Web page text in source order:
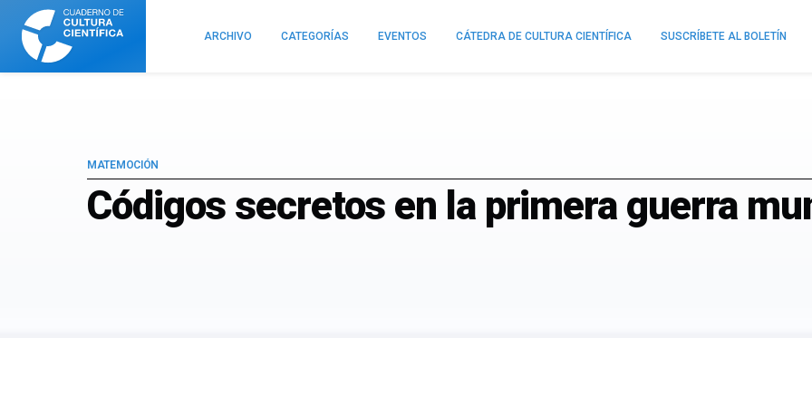
Cuaderno
Cultura
Científica
ARCHIVO CATEGORÍAS EVENTOS CÁTEDRA DE CULTURA CIENTÍFICA SUSCRÍBETE AL BOLETÍN
Códigos secretos en la primera guerra
MATEMOCIÓN